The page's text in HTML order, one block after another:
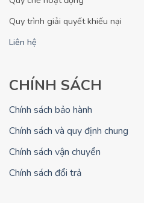
Quy trình giải quyết khiếu nại
Liên hệ
CHÍNH SÁCH
Chính sách bảo hành
Chính sách và quy định chung
Chính sách vận chuyển
Chính sách đổi trả